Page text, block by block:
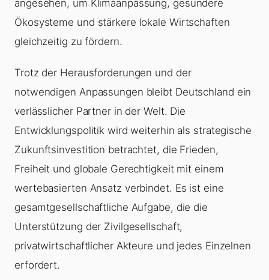
angesehen, um Klimaanpassung, gesündere
Ökosysteme und stärkere lokale Wirtschaften
gleichzeitig zu fördern.
Trotz der Herausforderungen und der
notwendigen Anpassungen bleibt Deutschland ein
verlässlicher Partner in der Welt. Die
Entwicklungspolitik wird weiterhin als strategische
Zukunftsinvestition betrachtet, die Frieden,
Freiheit und globale Gerechtigkeit mit einem
wertebasierten Ansatz verbindet. Es ist eine
gesamtgesellschaftliche Aufgabe, die die
Unterstützung der Zivilgesellschaft,
privatwirtschaftlicher Akteure und jedes Einzelnen
erfordert.